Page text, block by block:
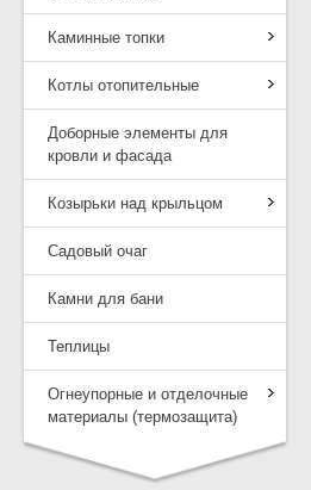
Каминные топки
Котлы отопительные
Доборные элементы для
кровли и фасада
Козырьки над крыльцом
Садовый очаг
Камни для бани
Теплицы
Огнеупорные и отделочные
материалы (термозащита)